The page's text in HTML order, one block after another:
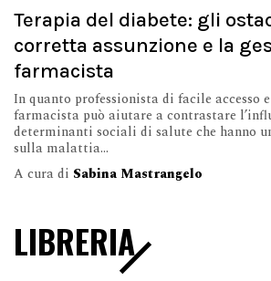
Terapia del diabete: gli
corretta assunzione e la
farmacista
In quanto professionista di facile accesso
farmacista può aiutare a contrastare
determinanti sociali di salute che hanno
sulla malattia...
A cura di Sabina Mastrangelo
LIBRERIA